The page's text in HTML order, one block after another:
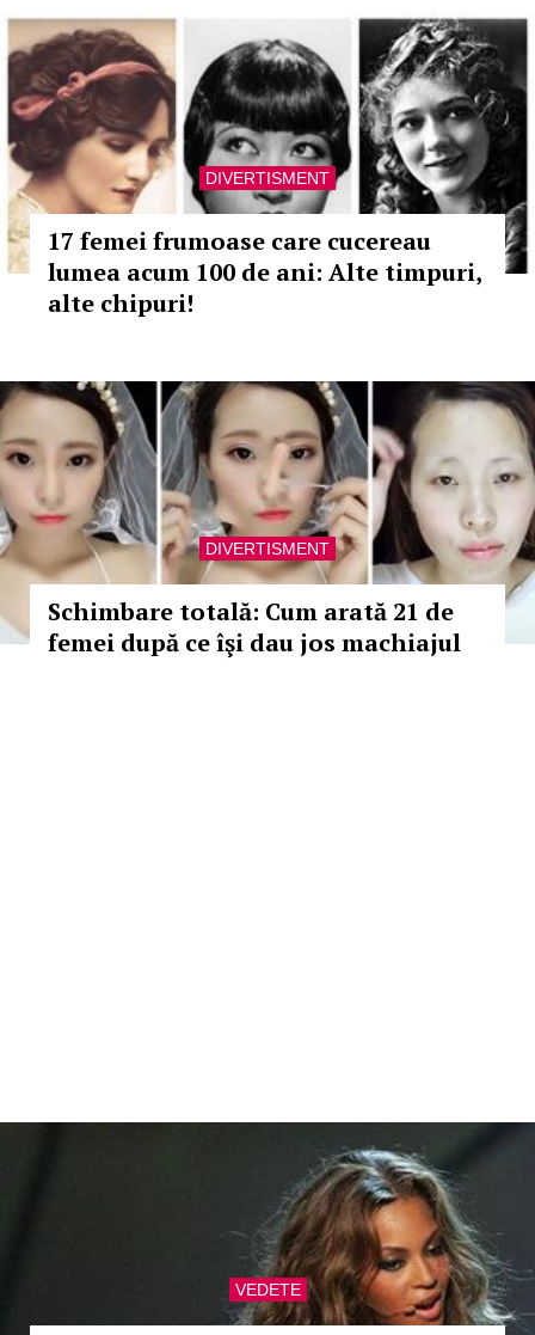
DIVERTISMENT
17 femei frumoase care cucereau
lumea acum 100 de ani: Alte timpuri,
alte chipuri!
DIVERTISMENT
Schimbare totală: Cum arată 21 de
femei după ce îşi dau jos machiajul
VEDETE